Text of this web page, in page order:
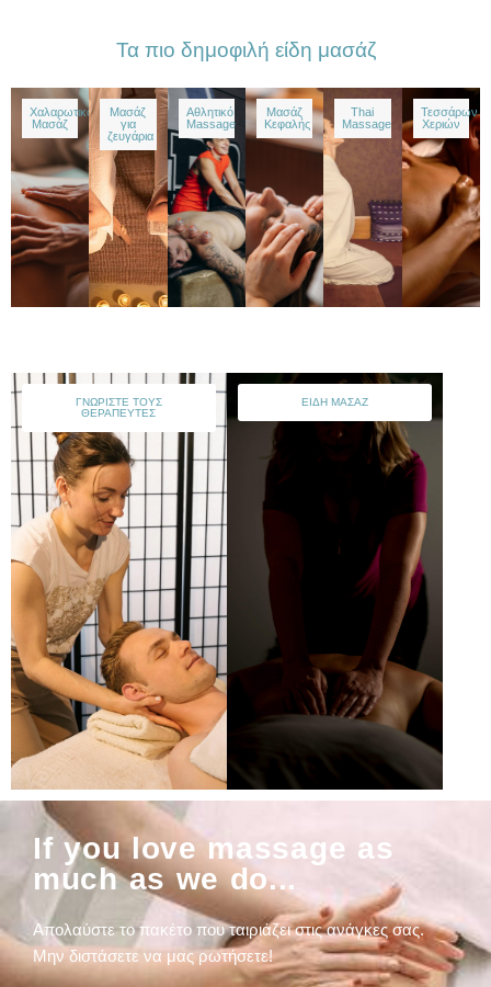
Τα πιο δημοφιλή είδη μασάζ
Χαλαρωτικό
Μασάζ
Μασάζ
για
ζευγάρια
Αθλητικό
Massage
Μασάζ
Κεφαλής
Thai
Massage
Τεσσάρων
Χεριών
ΓΝΩΡΙΣΤΕ ΤΟΥΣ
ΘΕΡΑΠΕΥΤΕΣ
ΕΙΔΗ ΜΑΣΑΖ
If you love massage as
much as we do...
Απολαύστε το πακέτο που ταιριάζει στις ανάγκες σας.
Μην διστάσετε να μας ρωτήσετε!